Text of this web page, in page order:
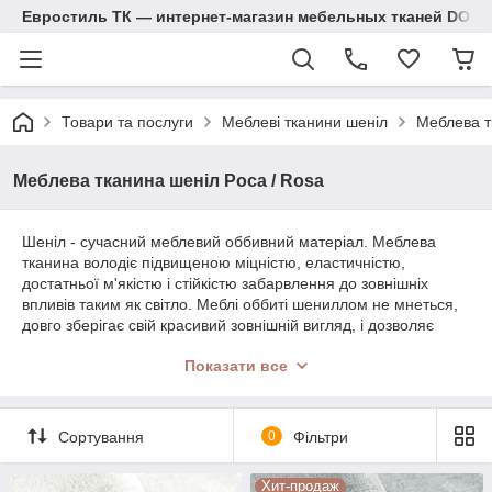
Евростиль ТК — интернет-магазин мебельных тканей
Товари та послуги Меблеві тканини шеніл Меблева
Меблева тканина шеніл Роса / Rosa
Шеніл - сучасний меблевий оббивний матеріал. Меблева
тканина володіє підвищеною міцністю, еластичністю,
достатньої м'якістю і стійкістю забарвлення до зовнішніх
впливів таким як світло. Меблі оббиті шениллом не мнеться,
довго зберігає свій красивий зовнішній вигляд, і дозволяє
вибрати тканину по своєму смаку покупця.
виготовлення штор і різних елементів декору.
Переваги меблевої тканини шеніл:
Показати все
Сортування 0 Фільтри
Хит-продаж